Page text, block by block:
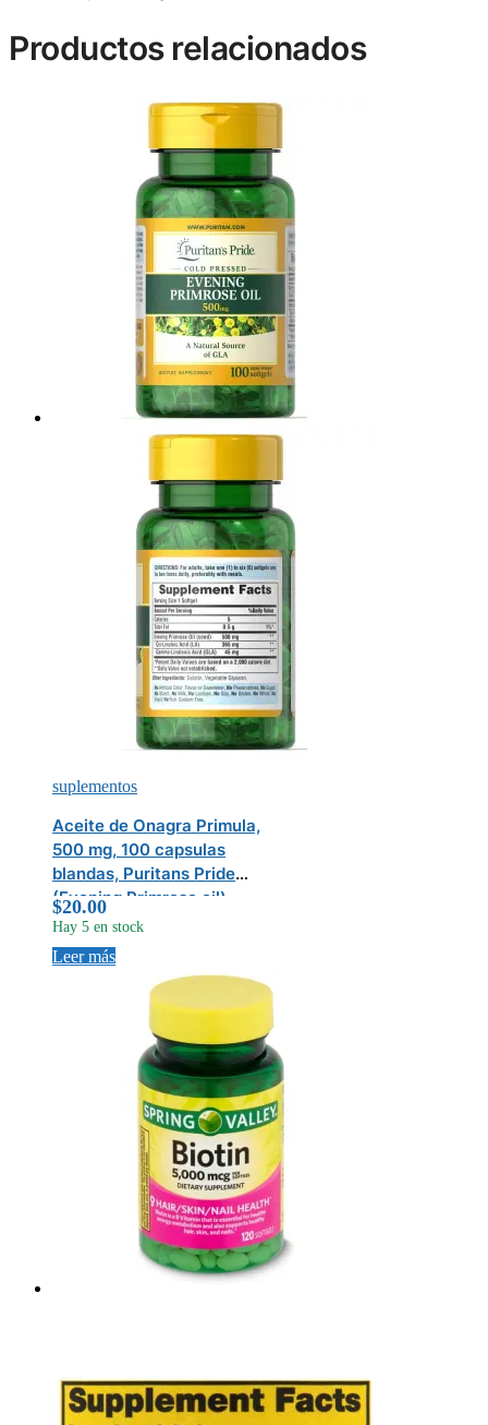
Productos relacionados
suplementos
Aceite de Onagra Primula,
500 mg, 100 capsulas
blandas, Puritans Pride
(Evening Primrose oil)
$20.00
Hay 5 en stock
Leer más